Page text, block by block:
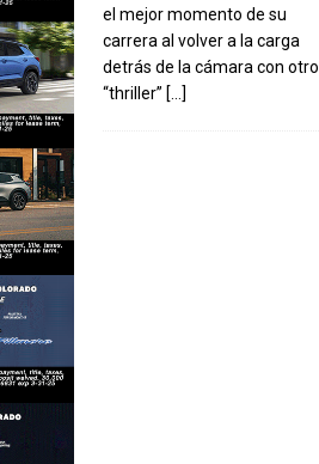
el mejor momento de su
carrera al volver a la carga
detrás de la cámara con otro
“thriller” […]